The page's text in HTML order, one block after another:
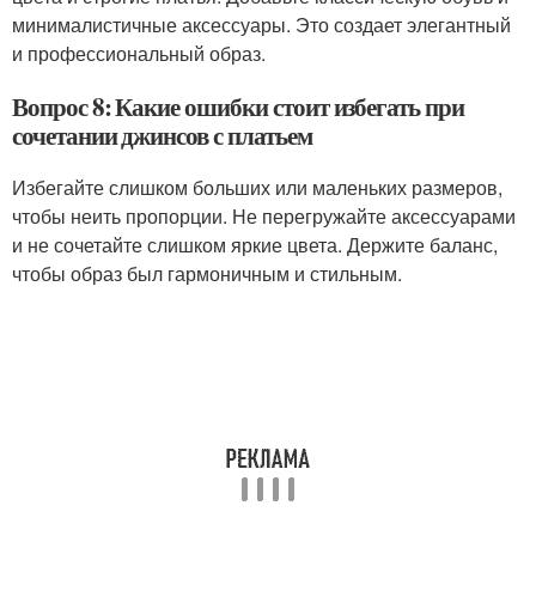
минималистичные аксессуары. Это создает элегантный
и профессиональный образ.
Вопрос 8: Какие ошибки стоит избегать при
сочетании джинсов с платьем
Избегайте слишком больших или маленьких размеров,
чтобы неить пропорции. Не перегружайте аксессуарами
и не сочетайте слишком яркие цвета. Держите баланс,
чтобы образ был гармоничным и стильным.